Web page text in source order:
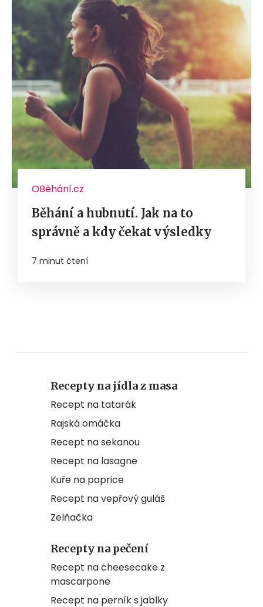
OBěhání.cz
Běhání a hubnutí. Jak na to
správně a kdy čekat výsledky
7 minut čtení
Recepty na jídla z masa
Recept na tatarák
Rajská omáčka
Recept na sekanou
Recept na lasagne
Kuře na paprice
Recept na vepřový guláš
Zelňačka
Recepty na pečení
Recept na cheesecake z
mascarpone
Recept na perník s jablky